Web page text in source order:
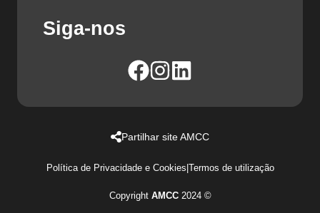
Siga-nos
Partilhar site AMCC
Política de Privacidade e Cookies|Termos de utilização
Copyright AMCC2024 ©